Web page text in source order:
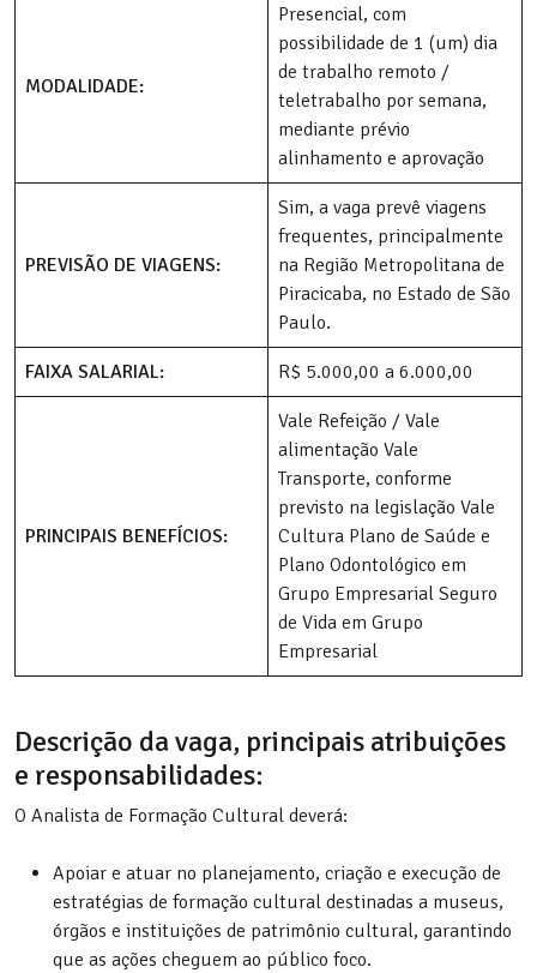
MODALIDADE:
Presencial, com
possibilidade de 1 (um) dia
de trabalho remoto /
teletrabalho por semana,
mediante prévio
alinhamento e aprovação
PREVISÃO DE VIAGENS:
Sim, a vaga prevê viagens
frequentes, principalmente
na Região Metropolitana de
Piracicaba, no Estado de São
Paulo.
FAIXA SALARIAL: R$ 5.000,00 a 6.000,00
PRINCIPAIS BENEFÍCIOS:
Vale Refeição / Vale
alimentação Vale
Transporte, conforme
previsto na legislação Vale
Cultura Plano de Saúde e
Plano Odontológico em
Grupo Empresarial Seguro
de Vida em Grupo
Empresarial
Descrição da vaga, principais atribuições
e responsabilidades:
O Analista de Formação Cultural deverá:
Apoiar e atuar no planejamento, criação e execução de
estratégias de formação cultural destinadas a museus,
órgãos e instituições de patrimônio cultural, garantindo
que as ações cheguem ao público foco.